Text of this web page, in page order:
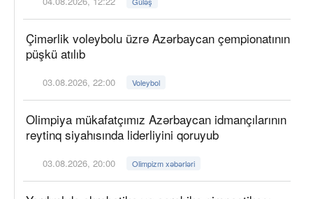
Çimərlik voleybolu üzrə Azərbaycan çempionatının
püşkü atılıb
03.08.2026, 22:00 Voleybol
Olimpiya mükafatçımız Azərbaycan idmançılarının
reytinq siyahısında liderliyini qoruyub
03.08.2026, 20:00 Olimpizm xəbərləri